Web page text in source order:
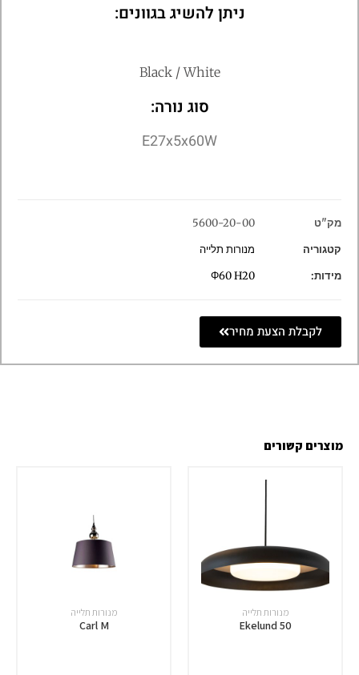
ניתן להשיג בגוונים:
Black / White
סוג נורה:
E27x5x60W
מק"ט
5600-20-00
קטגוריה
מנורות תלייה
מידות:
Φ60 H20
לקבלת הצעת מחיר
מוצרים קשורים
מנורות תלייה
Ekelund 50
מנורות תלייה
Carl M